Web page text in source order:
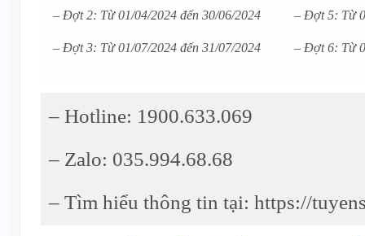
– Đợt 2: Từ 01/04/2024 đến 30/06/2024
– Đợt 3: Từ 01/07/2024 đến 31/07/2024
– Đợt 5: Từ
– Đợt 6: Từ
– Hotline: 1900.633.069
– Zalo: 035.994.68.68
– Tìm hiểu thông tin tại: https://